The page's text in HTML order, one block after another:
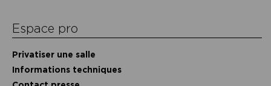
Espace pro
Privatiser une salle
Informations techniques